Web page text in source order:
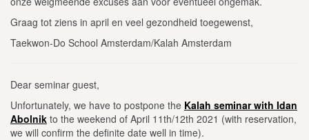
Graag tot ziens in april en veel gezondheid toegewenst,
Taekwon-Do School Amsterdam/Kalah Amsterdam
Dear seminar guest,
Unfortunately, we have to postpone the Kalah seminar with Idan
Abolnik to the weekend of April 11th/12th 2021 (with reservation,
we will confirm the definite date well in time).